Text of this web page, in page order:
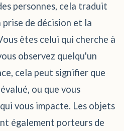
personnes, cela traduit
de décision et la
êtes celui qui cherche à
observez quelqu'un
cela peut signifier que
ou que vous
vous impacte. Les objets
également porteurs de